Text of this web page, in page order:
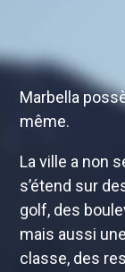
Marbella
même.
La ville a non
s’étend sur
golf, des
mais aussi
classe, des